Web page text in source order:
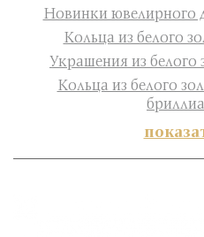
Новинки ювелирного
Кольца из белого
Украшения из белого
Кольца из белого